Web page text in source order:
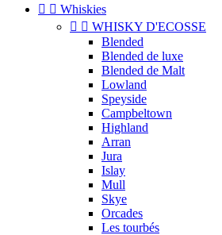
  Whiskies
  WHISKY D'ECOSSE
Blended
Blended de luxe
Blended de Malt
Lowland
Speyside
Campbeltown
Highland
Arran
Jura
Islay
Mull
Skye
Orcades
Les tourbés